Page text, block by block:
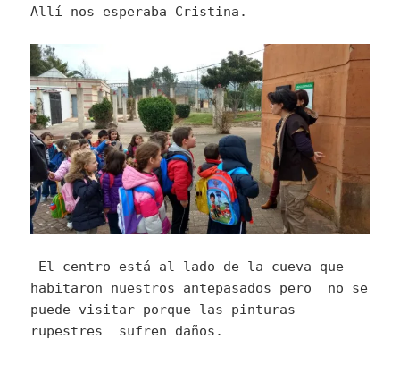
Allí nos esperaba Cristina.
El centro está al lado de la cueva que
habitaron nuestros antepasados pero no se
puede visitar porque las pinturas
rupestres sufren daños.